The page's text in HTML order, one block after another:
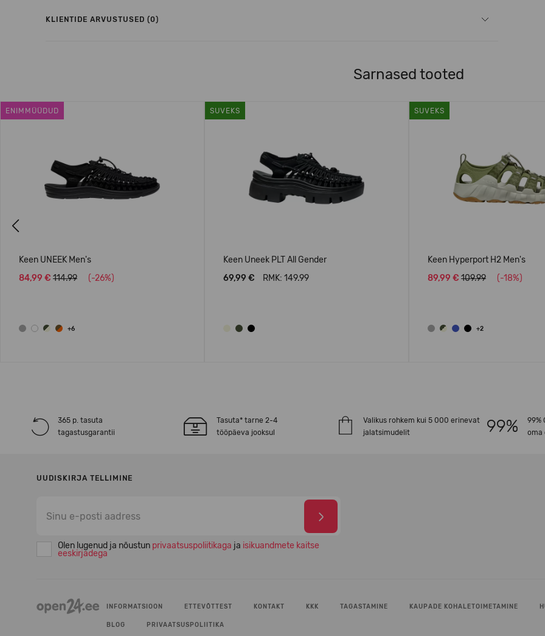
KLIENTIDE ARVUSTUSED (0)
Sarnased tooted
ENIMMÜÜDUD
Keen UNEEK Men's
84,99 € 114.99 (-26%)
+6
SUVEKS
Keen Uneek PLT All Gender
69,99 €
RMK: 149.99
SUVEKS
Keen Hyperport H2 Men's
89,99 € 109.99 (-18%)
+2
365 p. tasuta
tagastusgarantii
Tasuta* tarne 2-4
tööpäeva jooksul
Valikus rohkem kui 5 000 erinevat
jalatsimudelit
99%
oma
UUDISKIRJA TELLIMINE
Olen lugenud ja nõustun privaatsuspoliitikaga ja isikuandmete kaitse
eeskirjadega
INFORMATSIOON ETTEVÕTTEST KONTAKT KKK TAGASTAMINE KAUPADE KOHALETOIMETAMINE
BLOG PRIVAATSUSPOLIITIKA